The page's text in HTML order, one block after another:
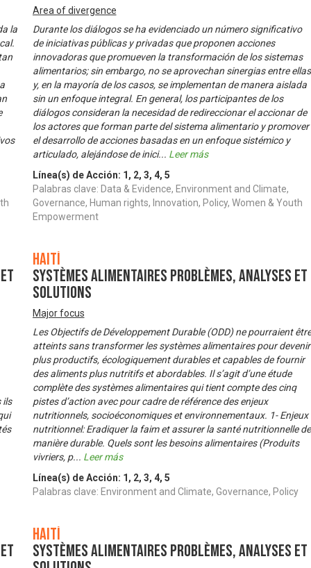
la
Area of divergence
Durante los diálogos se ha evidenciado un número significativo
de iniciativas públicas y privadas que proponen acciones
innovadoras que promueven la transformación de los sistemas
alimentarios; sin embargo, no se aprovechan sinergias entre ellas
y, en la mayoría de los casos, se implementan de manera aislada
sin un enfoque integral. En general, los participantes de los
diálogos consideran la necesidad de redireccionar el accionar de
los actores que forman parte del sistema alimentario y promover
el desarrollo de acciones basadas en un enfoque sistémico y
articulado, alejándose de inici... Leer más
Línea(s) de Acción: 1 , 2, 3, 4, 5
Palabras clave: Data & Evidence, Environment and Climate,
Governance, Human rights, Innovation, Policy, Women & Youth
Empowerment
ils
Haití
Systèmes alimentaires problèmes, analyses et
solutions
Major focus
Les Objectifs de Développement Durable (ODD) ne pourraient être
atteints sans transformer les systèmes alimentaires pour devenir
plus productifs, écologiquement durables et capables de fournir
des aliments plus nutritifs et abordables. Il s’agit d’une étude
complète des systèmes alimentaires qui tient compte des cinq
pistes d’action avec pour cadre de référence des enjeux
nutritionnels, socioéconomiques et environnementaux. 1- Enjeux
nutritionnel: Eradiquer la faim et assurer la santé nutritionnelle de
manière durable. Quels sont les besoins alimentaires (Produits
vivriers, p... Leer más
Línea(s) de Acción: 1 , 2, 3, 4, 5
Palabras clave: Environment and Climate, Governance, Policy
Haití
Systèmes alimentaires problèmes, analyses et